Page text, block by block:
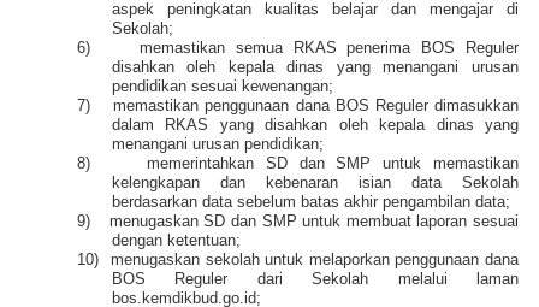
aspek peningkatan kualitas belajar dan mengajar di
Sekolah;
6)
memastikan semua RKAS penerima BOS Reguler
disahkan oleh kepala dinas yang menangani urusan
pendidikan sesuai kewenangan;
7)
memastikan penggunaan dana BOS Reguler dimasukkan
dalam RKAS yang disahkan oleh kepala dinas yang
menangani urusan pendidikan;
8)
memerintahkan SD dan SMP untuk memastikan
kelengkapan dan kebenaran isian data Sekolah
berdasarkan data sebelum batas akhir pengambilan data;
9)
menugaskan SD dan SMP untuk membuat laporan sesuai
dengan ketentuan;
10)
menugaskan sekolah untuk melaporkan penggunaan dana
BOS Reguler dari Sekolah melalui laman
bos.kemdikbud.go.id;